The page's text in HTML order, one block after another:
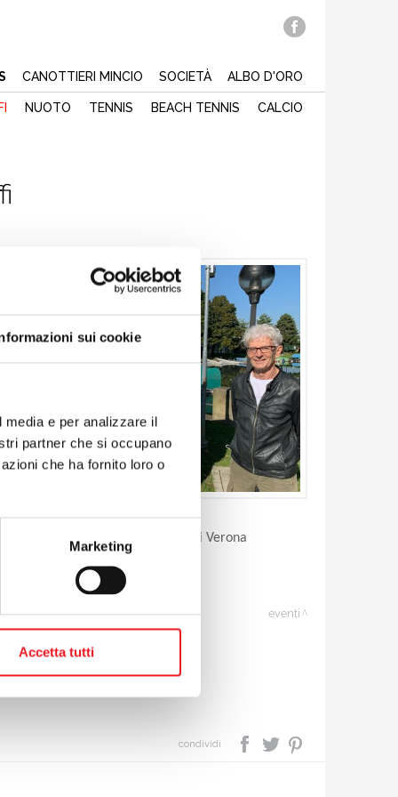
sui cookie
e per analizzare il
partner che si occupano
che ha fornito loro o
Marketing
Accetta tutti
CANOTTIERI MINCIO SOCIETÀ ALBO D'ORO
NUOTO TENNIS BEACH TENNIS CALCIO
ha portato una delle sue atlete di Verona
eventi
condividi